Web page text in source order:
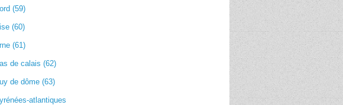
(59)
(60)
(61)
de calais (62)
de dôme (63)
atlantiques